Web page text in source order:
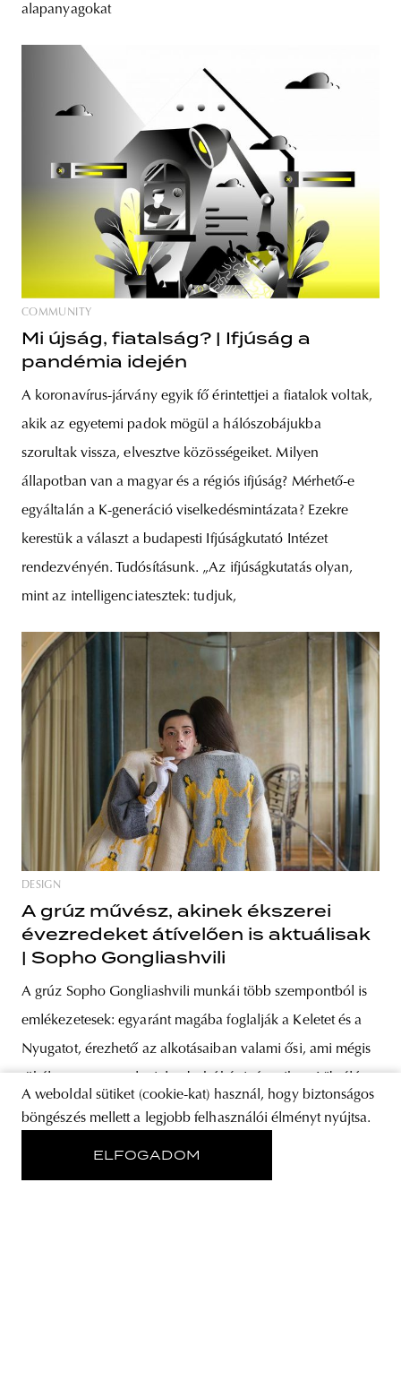
alapanyagokat
COMMUNITY
Mi újság, fiatalság? | Ifjúság a
pandémia idején
A koronavírus-járvány egyik fő érintettjei a fiatalok voltak,
akik az egyetemi padok mögül a hálószobájukba
szorultak vissza, elvesztve közösségeiket. Milyen
állapotban van a magyar és a régiós ifjúság? Mérhető-e
egyáltalán a K-generáció viselkedésmintázata? Ezekre
kerestük a választ a budapesti Ifjúságkutató Intézet
rendezvényén. Tudósításunk. „Az ifjúságkutatás olyan,
mint az intelligenciatesztek: tudjuk,
DESIGN
A grúz művész, akinek ékszerei
évezredeket átívelően is aktuálisak
| Sopho Gongliashvili
A grúz Sopho Gongliashvili munkái több szempontból is
emlékezetesek: egyaránt magába foglalják a Keletet és a
Nyugatot, érezhető az alkotásaiban valami ősi, ami mégis
színek, egyedi technika, személyes élmények és kulturális
artisztikája korszakalkotóan meghatározó az iparművészet
A weboldal sütiket (cookie-kat) használ, hogy biztonságos
böngészés mellett a legjobb felhasználói élményt nyújtsa.
ELFOGADOM